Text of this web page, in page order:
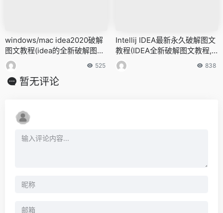
windows/mac idea2020破解
图文教程(idea的全新破解图文
教程,激活破解教程)
525
Intellij IDEA最新永久破解图文
教程(IDEA全新破解图文教程,
激活破解教程)
838
暂无评论